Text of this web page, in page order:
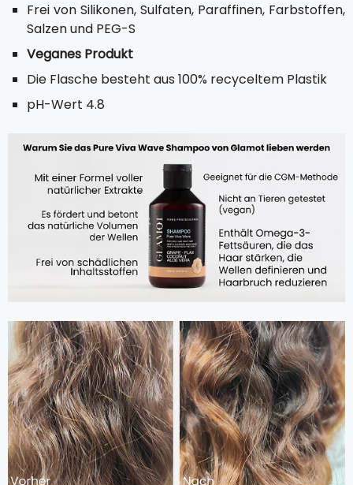
Frei von Silikonen, Sulfaten, Paraffinen, Farbstoffen,
Salzen und PEG-S
Veganes Produkt
Die Flasche besteht aus 100% recyceltem Plastik
pH-Wert 4.8